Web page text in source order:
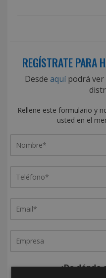
REGÍSTRATE PARA
Desde aquípodrá ver
Rellene este formulario y
usted en el
¿De dónde